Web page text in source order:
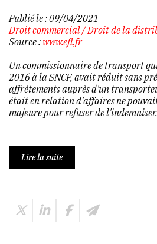
Publié le :09/04/2021
Droit commercial/Droit de la
Source : www.efl.fr
Un commissionnaire de transport
2016 à la SNCF, avait réduit sans
affrètements auprès d'un
était en relation d'affaires ne
majeure pour refuser de
Lire la suite